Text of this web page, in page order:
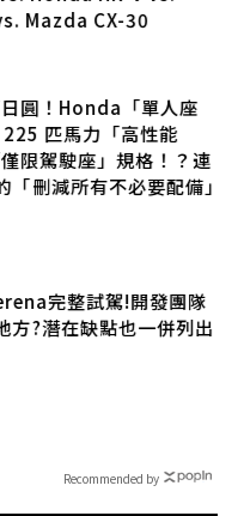
Mazda CX-30
圓！Honda「單人座
匹馬力「高性能
限駕駛座」規格！？連
刪減所有不必要配備」
完整試駕!開發團隊
?潛在缺點也一併列出
Recommended by